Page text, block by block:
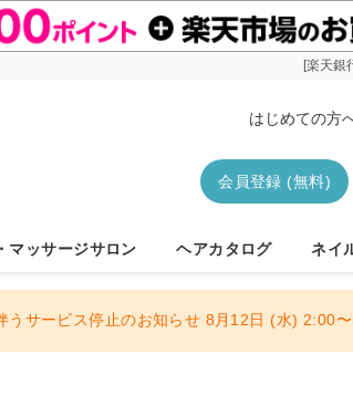
[楽天銀
はじめての方
会員登録 (無料)
マッサージサロン ヘアカタログ ネイ
うサービス停止のお知らせ 8月12日 (水) 2:00